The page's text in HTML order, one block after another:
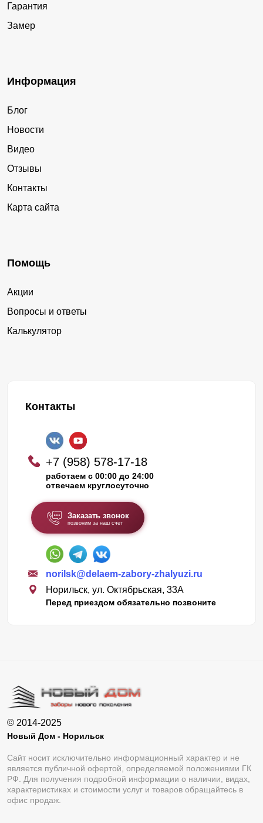
Гарантия
Замер
Информация
Блог
Новости
Видео
Отзывы
Контакты
Карта сайта
Помощь
Акции
Вопросы и ответы
Калькулятор
Контакты
+7 (958) 578-17-18
работаем с 00:00 до 24:00
отвечаем круглосуточно
Заказать звонок
позвоним за наш счет
norilsk@delaem-zabory-zhalyuzi.ru
Норильск, ул. Октябрьская, 33А
Перед приездом обязательно позвоните
© 2014-2025
Новый Дом - Норильск
Сайт носит исключительно информационный характер и не
является публичной офертой, определяемой положениями ГК
РФ. Для получения подробной информации о наличии, видах,
характеристиках и стоимости услуг и товаров обращайтесь в
офис продаж.